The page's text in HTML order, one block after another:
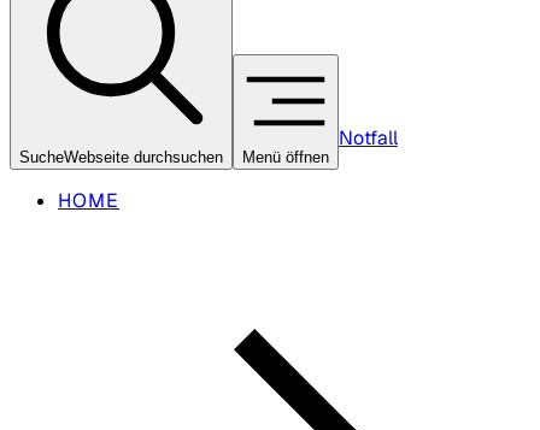
SucheWebseite durchsuchen Menü öffnen
Notfall
HOME